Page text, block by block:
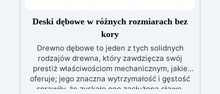
Deski dębowe w różnych rozmiarach bez
kory
Drewno dębowe to jeden z tych solidnych
rodzajów drewna, który zawdzięcza swój
prestiż właściwościom mechanicznym, jakie
oferuje; jego znaczna wytrzymałość i gęstość
sprawiły, że zyskało ono zasłużoną sławę.